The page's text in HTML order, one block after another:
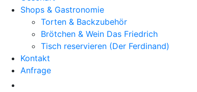
Shops & Gastronomie
Torten & Backzubehör
Brötchen & Wein Das Friedrich
Tisch reservieren (Der Ferdinand)
Kontakt
Anfrage